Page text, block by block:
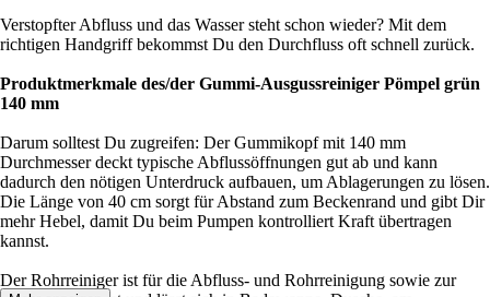
Verstopfter Abfluss und das Wasser steht schon wieder? Mit dem
richtigen Handgriff bekommst Du den Durchfluss oft schnell zurück.
Produktmerkmale des/der Gummi-Ausgussreiniger Pömpel grün
140 mm
Darum solltest Du zugreifen: Der Gummikopf mit 140 mm
Durchmesser deckt typische Abflussöffnungen gut ab und kann
dadurch den nötigen Unterdruck aufbauen, um Ablagerungen zu lösen.
Die Länge von 40 cm sorgt für Abstand zum Beckenrand und gibt Dir
mehr Hebel, damit Du beim Pumpen kontrolliert Kraft übertragen
kannst.
Der Rohrreiniger ist für die Abfluss- und Rohrreinigung sowie zur